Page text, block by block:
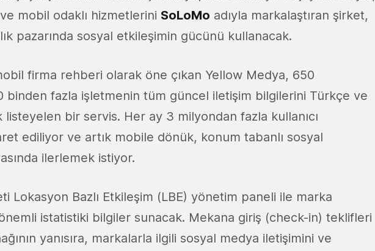
mobil odaklı hizmetlerini SoLoMo adıyla markalaştıran şirket,
pazarında sosyal etkileşimin gücünü kullanacak.
firma rehberi olarak öne çıkan Yellow Medya, 650
binden fazla işletmenin tüm güncel iletişim bilgilerini Türkçe ve
listeyelen bir servis. Her ay 3 milyondan fazla kullanıcı
ediliyor ve artık mobile dönük, konum tabanlı sosyal
ilerlemek istiyor.
Lokasyon Bazlı Etkileşim (LBE) yönetim paneli ile marka
istatistiki bilgiler sunacak. Mekana giriş (check-in) teklifleri
yanısıra, markalarla ilgili sosyal medya iletişimini ve